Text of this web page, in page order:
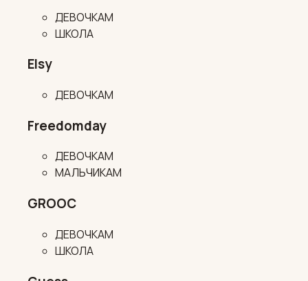
ДЕВОЧКАМ
ШКОЛА
Elsy
ДЕВОЧКАМ
Freedomday
ДЕВОЧКАМ
МАЛЬЧИКАМ
GROOC
ДЕВОЧКАМ
ШКОЛА